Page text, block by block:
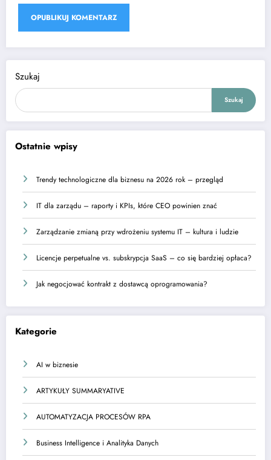
Szukaj
Szukaj
Ostatnie wpisy
Trendy technologiczne dla biznesu na 2026 rok – przegląd
IT dla zarządu – raporty i KPIs, które CEO powinien znać
Zarządzanie zmianą przy wdrożeniu systemu IT – kultura i ludzie
Licencje perpetualne vs. subskrypcja SaaS – co się bardziej opłaca?
Jak negocjować kontrakt z dostawcą oprogramowania?
Kategorie
AI w biznesie
ARTYKUŁY SUMMARYATIVE
AUTOMATYZACJA PROCESÓW RPA
Business Intelligence i Analityka Danych